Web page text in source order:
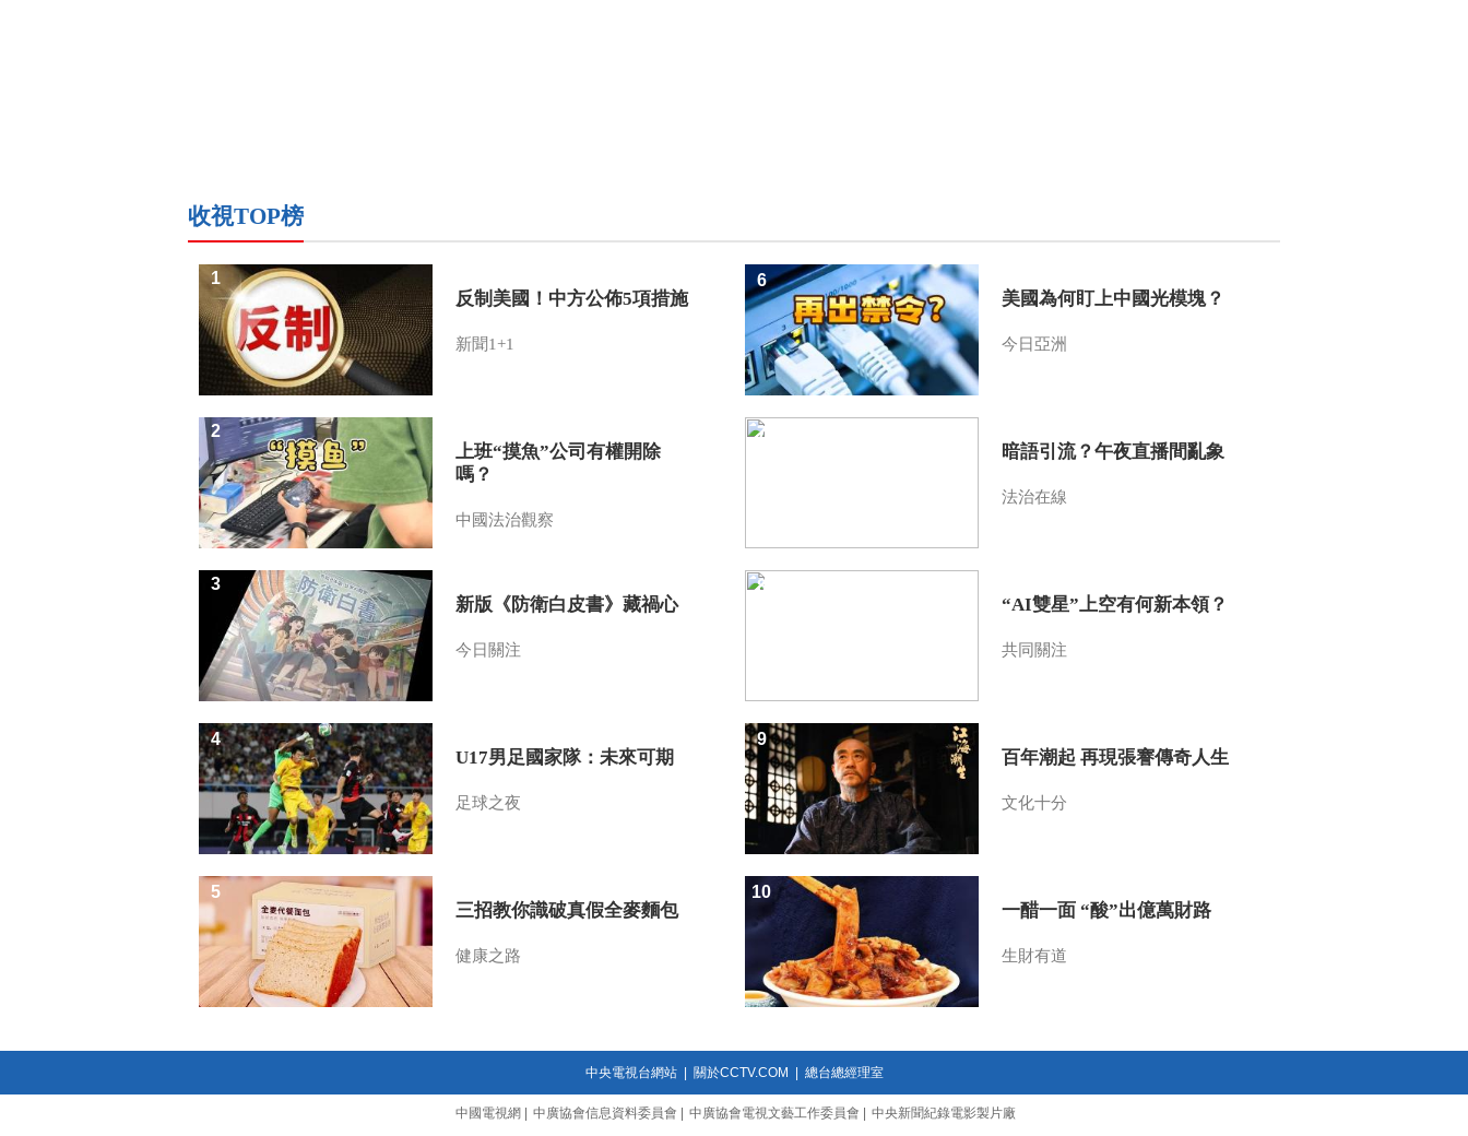
收視TOP榜
反制美國！中方公佈5項措施
新聞1+1
1
上班“摸魚”公司有權開除
嗎？
中國法治觀察
2
新版《防衛白皮書》藏禍心
今日關注
3
U17男足國家隊：未來可期
足球之夜
4
三招教你識破真假全麥麵包
健康之路
5
美國為何盯上中國光模塊？
今日亞洲
6
暗語引流？午夜直播間亂象
法治在線
7
“AI雙星”上空有何新本領？
共同關注
8
百年潮起 再現張謇傳奇人生
文化十分
9
一醋一面 “酸”出億萬財路
生財有道
10
中央電視台網站| 關於CCTV.COM 總台總經理室
中國電視網 中廣協會信息資料委員會 中廣協會電視文藝工作委員會 中央新聞紀錄電影製片廠